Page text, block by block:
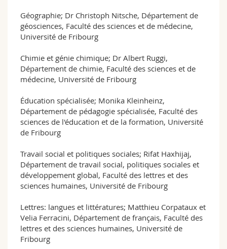
Géographie; Dr Christoph Nitsche, Département de
géosciences, Faculté des sciences et de médecine,
Université de Fribourg
Chimie et génie chimique; Dr Albert Ruggi,
Département de chimie, Faculté des sciences et de
médecine, Université de Fribourg
Éducation spécialisée; Monika Kleinheinz,
Département de pédagogie spécialisée, Faculté des
sciences de l'éducation et de la formation, Université
de Fribourg
Travail social et politiques sociales; Rifat Haxhijaj,
Département de travail social, politiques sociales et
développement global, Faculté des lettres et des
sciences humaines, Université de Fribourg
Lettres: langues et littératures; Matthieu Corpataux et
Velia Ferracini, Département de français, Faculté des
lettres et des sciences humaines, Université de
Fribourg